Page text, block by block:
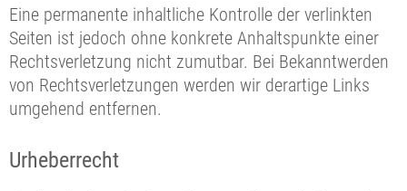
Eine permanente inhaltliche Kontrolle der verlinkten
Seiten ist jedoch ohne konkrete Anhaltspunkte einer
Rechtsverletzung nicht zumutbar. Bei Bekanntwerden
von Rechtsverletzungen werden wir derartige Links
umgehend entfernen.
Urheberrecht